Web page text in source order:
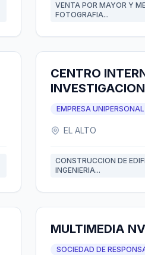
VENTA POR MAYOR Y
FOTOGRAFIA...
CENTRO
CIIENCIAYS
EMPRESA UNIPERSONAL
EL ALTO
CONSTRUCCION DE
INGENIERIA...
MULTIMEDIA
SOCIEDAD DE